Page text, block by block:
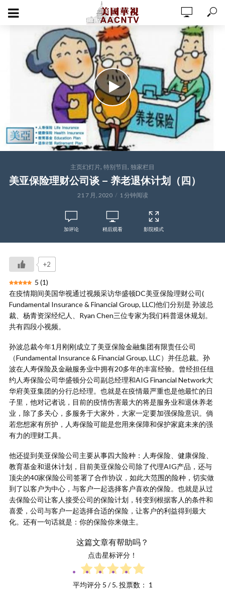
主页幻灯片, 特别节目, 独家栏目
美亚保险理财公司谈 – 养老退休计划（四）
21 7 月, 2020 1 分钟阅读
加评论 稍后观看 影院模式
+2
5 (1)
在疫情期间美国华视通过视频采访华盛顿DC美亚保险理财公司(
Fundamental Insurance & Financial Group, LLC)他们分别是 孙波总
裁、杨青资深经纪人、Ryan Chen三位专家为我们科普退休规划。
共有四段小视频。
孙波总裁今年1月刚刚成立了美亚保险金融集团有限责任公司
（Fundamental Insurance & Financial Group, LLC）并任总裁。孙
波在人寿保险及金融服务业中拥有20多年的丰富经验。曾经担任纽
约人寿保险公司华盛顿分公司副总经理和AIG Financial Network大
华府美亚集团的分行总经理。也就是在疫情最严重也是他最忙的日
子里，他对记者说，目前的疫情伤害最大的将是服务业和退休养老
业，除了多关心，多服务于大家外，大家一定要加强保险意识。倘
若您想家有所护，人寿保险可能是您用来保障和保护家庭未来的强
有力的理财工具。
他还提到美亚保险公司主要从事四大险种：人寿保险、健康保险、
教育基金和退休计划，目前美亚保险公司除了代理AIG产品，还与
顶尖的40家保险公司签署了合作协议，如此大范围的险种，切实做
到了以客户为中心，与客户一起选择客户喜欢的保险。也就是从过
去保险公司让客人接受公司的保险计划，转变到根据客人的条件和
喜爱，公司与客户一起选择合适的保险，让客户的利益得到最大
化。还有一句话就是：你的保险你来做主。
这篇文章有帮助吗？
点击星标评分！
平均评分 5 / 5. 投票数： 1